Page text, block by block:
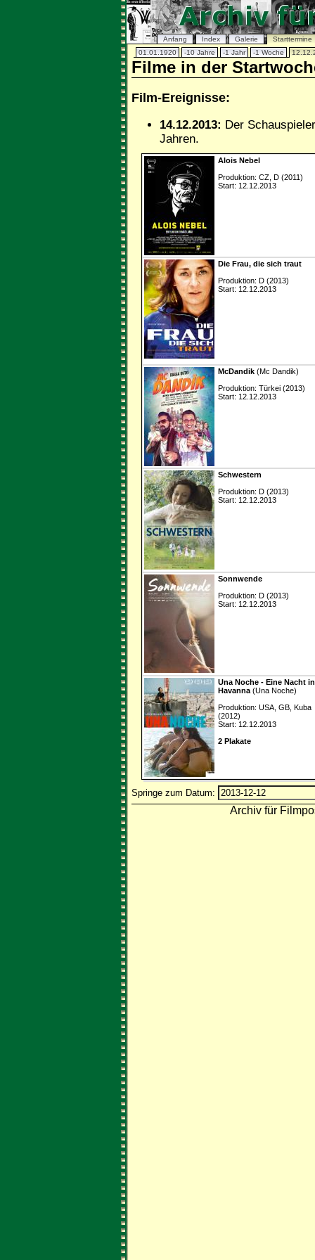
Anfang Index Galerie
Starttermine
01.01.1920
-10 Jahre -1 Jahr -1 Woche
Filme in der
Film-Ereignisse:
14.12.2013: Der
Jahren.
Alois Nebel
Produktion: CZ, D (2011)
Start: 12.12.2013
Die Frau, die sich traut
Produktion: D (2013)
Start: 12.12.2013
McDandik (Mc Dandik)
Produktion: Türkei (2013)
Start: 12.12.2013
Schwestern
Produktion: D (2013)
Start: 12.12.2013
Sonnwende
Produktion: D (2013)
Start: 12.12.2013
Una Noche - Eine Nacht in
Havanna (Una Noche)
Produktion: USA, GB, Kuba
(2012)
Start: 12.12.2013
2 Plakate
Springe zum Datum:
Archiv für